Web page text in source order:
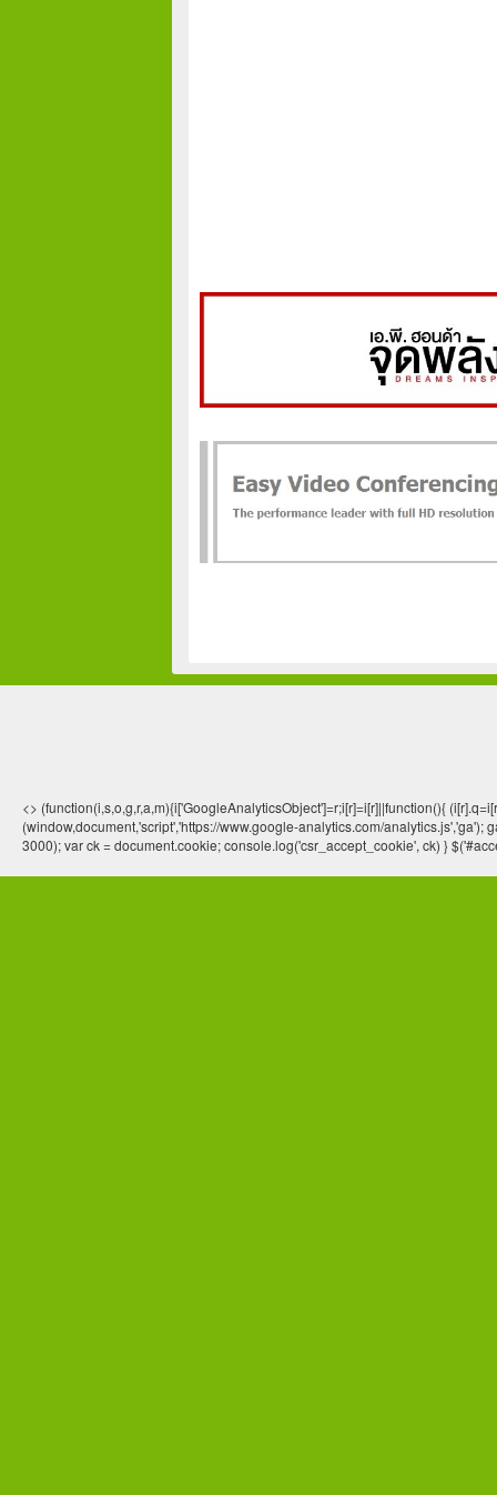
<> (function(i,s,o,g,r,a,m){i['GoogleAnalyticsObject']=r;i[r]=i[r]||function(){
(window,document,'script','https://www.google-analytics.com/
3000); var ck = document.cookie; console.log('csr_accept_cookie', ck) }